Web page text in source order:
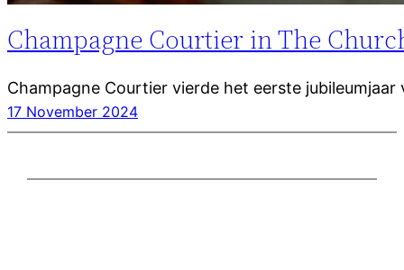
Champagne Courtier in The
Champagne Courtier vierde het eerste
17 November 2024